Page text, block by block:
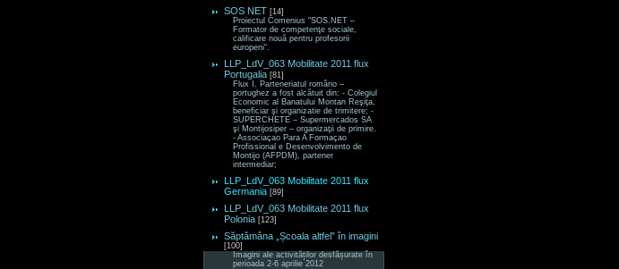
SOS NET [14]
Proiectul Comenius “SOS.NET –
Formator de competenţe sociale,
calificare nouă pentru profesorii
europeni“.
LLP_LdV_063 Mobilitate 2011 flux
Portugalia [81]
Flux I. Parteneriatul româno –
portughez a fost alcătuit din: - Colegiul
Economic al Banatului Montan Reşiţa,
beneficiar şi organizatie de trimitere; -
SUPERCHETE – Supermercados SA
şi Montijosiper – organizaţii de primire.
- Associaçao Para A Formaçao
Profissional e Desenvolvimento de
Montijo (AFPDM), partener
intermediar;
LLP_LdV_063 Mobilitate 2011 flux
Germania [89]
LLP_LdV_063 Mobilitate 2011 flux
Polonia [123]
Săptămâna „Școala altfel” în imagini
[100]
Imagini ale activităților desfășurate în
perioada 2-6 aprilie 2012